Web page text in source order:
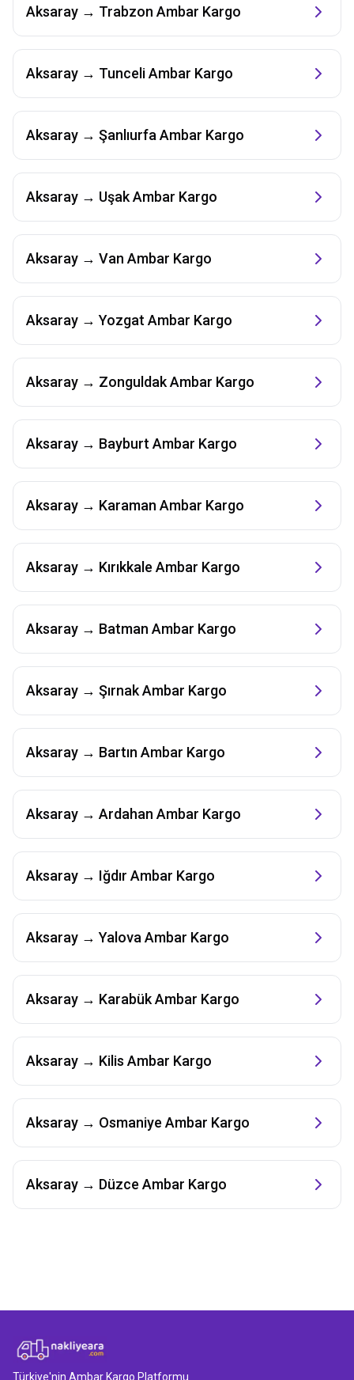
Aksaray → Trabzon Ambar Kargo
Aksaray → TunceliAmbar Kargo
Aksaray → Şanlıurfa Ambar Kargo
Aksaray → UşakAmbar Kargo
Aksaray → Van Ambar Kargo
Aksaray → Yozgat Ambar Kargo
Aksaray → ZonguldakAmbar Kargo
Aksaray → Bayburt Ambar Kargo
Aksaray → Karaman Ambar Kargo
Aksaray → Kırıkkale Ambar Kargo
Aksaray → Batman Ambar Kargo
Aksaray → ŞırnakAmbar Kargo
Aksaray → Bartın Ambar Kargo
Aksaray → Ardahan Ambar Kargo
Aksaray → Iğdır Ambar Kargo
Aksaray → Yalova Ambar Kargo
Aksaray → KarabükAmbar Kargo
Aksaray → Kilis Ambar Kargo
Aksaray → Osmaniye Ambar Kargo
Aksaray → Düzce Ambar Kargo
Türkiye'nin Ambar Kargo Platformu